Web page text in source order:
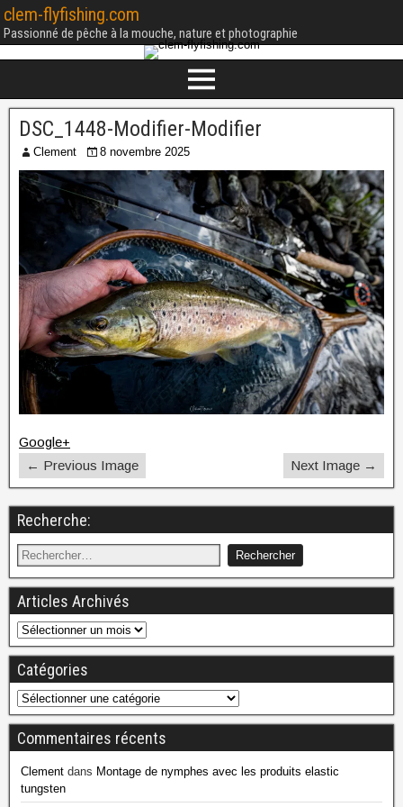
clem-flyfishing.com
Passionné de pêche à la mouche, nature et photographie
DSC_1448-Modifier-Modifier
Clement 8 novembre 2025
Google+
← Previous Image
Next Image →
Recherche:
Articles Archivés
Catégories
Commentaires récents
Clement dans Montage de nymphes avec les produits elastic
tungsten